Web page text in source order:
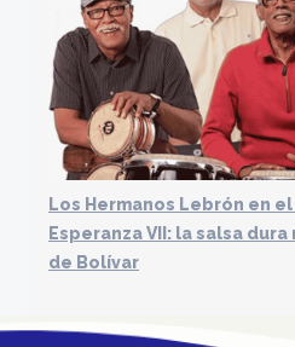
Los Hermanos Lebrón en
Esperanza VII: la salsa
de Bolívar